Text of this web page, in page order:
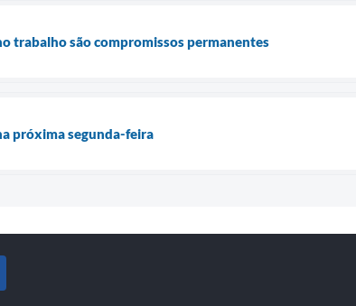
trabalho são compromissos permanentes
próxima segunda-feira